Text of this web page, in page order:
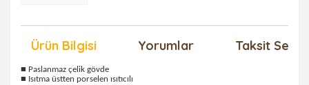
Ürün Bilgisi Yorumlar Taksit
■ Paslanmaz çelik gövde
■ Isıtma üstten porselen ısıtıcılı